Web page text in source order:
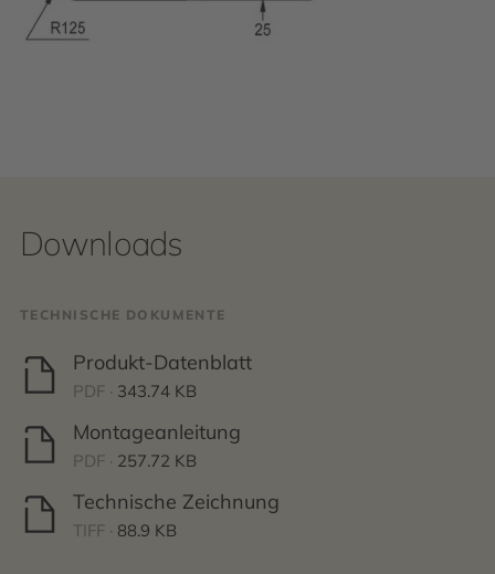
Downloads
TECHNISCHE DOKUMENTE
Produkt-Datenblatt
PDF · 343.74 KB
Montageanleitung
PDF · 257.72 KB
Technische Zeichnung
TIFF · 88.9 KB